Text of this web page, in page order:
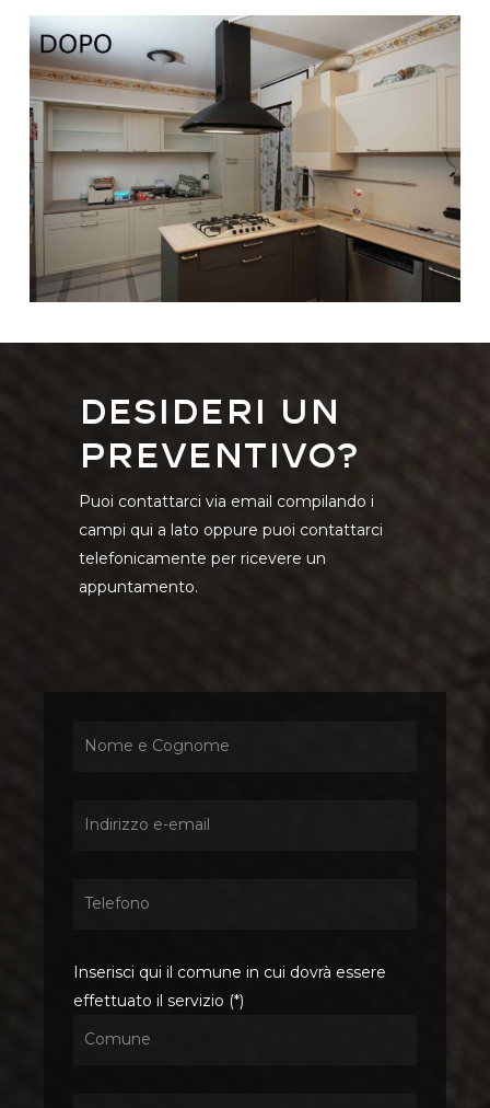
Desideri un
preventivo?
Puoi contattarci via email compilando i
campi qui a lato oppure puoi contattarci
telefonicamente per ricevere un
appuntamento.
Inserisci qui il comune in cui dovrà essere
effettuato il servizio (*)